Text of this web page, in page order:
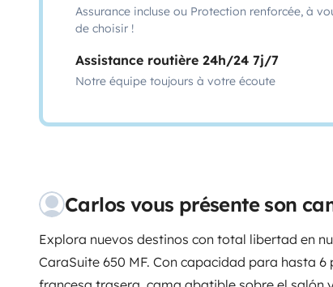
Assurance incluse ou Protection renforcée, à
de choisir !
Assistance routière 24h/24 7j/7
Notre équipe toujours à votre écoute
Carlos vous présente son
Explora nuevos destinos con total libertad en
CaraSuite 650 MF. Con capacidad para hasta